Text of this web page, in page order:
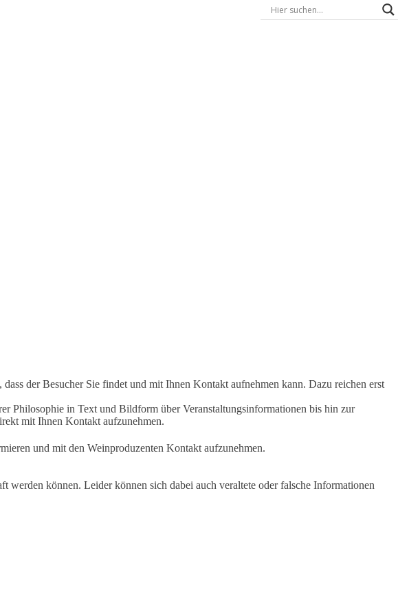
der Besucher Sie findet und mit Ihnen Kontakt aufnehmen kann. Dazu reichen erst
Philosophie in Text und Bildform über Veranstaltungsinformationen bis hin zur
mit Ihnen Kontakt aufzunehmen.
und mit den Weinproduzenten Kontakt aufzunehmen.
können. Leider können sich dabei auch veraltete oder falsche Informationen